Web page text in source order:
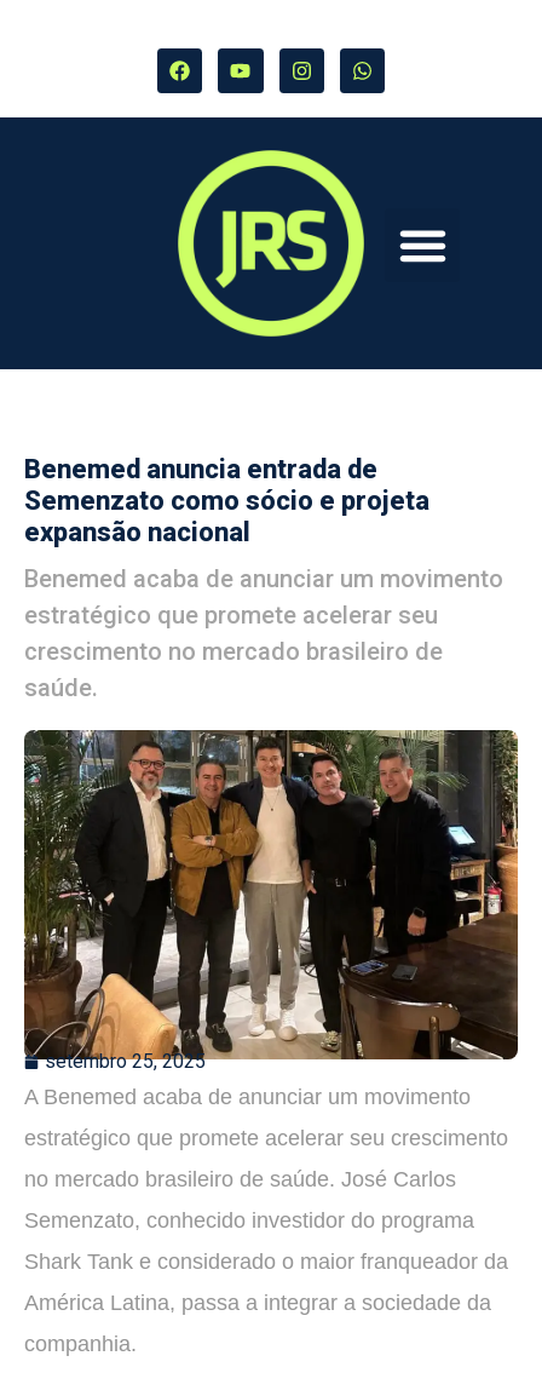
Benemed anuncia entrada de
Semenzato como sócio e projeta
expansão nacional
Benemed acaba de anunciar um movimento
estratégico que promete acelerar seu
crescimento no mercado brasileiro de
saúde.
setembro 25, 2025
A Benemed acaba de anunciar um movimento
estratégico que promete acelerar seu crescimento
no mercado brasileiro de saúde. José Carlos
Semenzato, conhecido investidor do programa
Shark Tank e considerado o maior franqueador da
América Latina, passa a integrar a sociedade da
companhia.